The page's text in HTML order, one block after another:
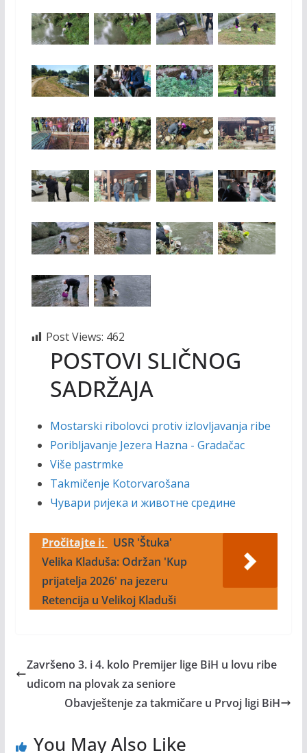
Post Views: 462
POSTOVI SLIČNOG
SADRŽAJA
Mostarski ribolovci protiv izlovljavanja ribe
Poribljavanje Jezera Hazna - Gradačac
Više pastrmke
Takmičenje Kotorvarošana
Чувари ријека и животне средине
Pročitajte i:
USR 'Štuka'
Velika Kladuša: Održan 'Kup
prijatelja 2026' na jezeru
Retencija u Velikoj Kladuši
Završeno 3. i 4. kolo Premijer lige BiH u lovu ribe
udicom na plovak za seniore
Obavještenje za takmičare u Prvoj ligi BiH
You May Also Like